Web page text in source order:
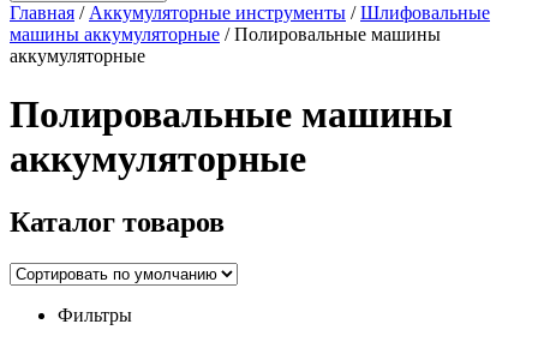
Главная / Аккумуляторные инструменты /Шлифовальные
машины аккумуляторные / Полировальные машины
аккумуляторные
Полировальные машины
аккумуляторные
Каталог товаров
Фильтры